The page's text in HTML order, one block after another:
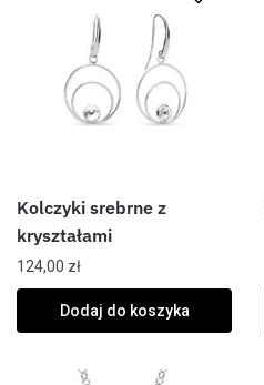
Kolczyki srebrne z
kryształami
124,00 zł
Dodaj do koszyka